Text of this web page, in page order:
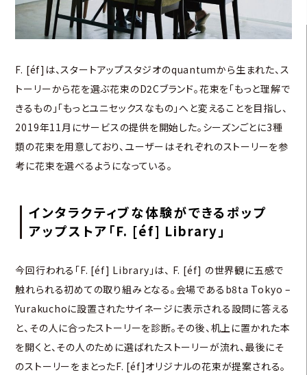
F. [éf]は、スタートアップスタジオのquantumから生まれた、ス
トーリーから花を選ぶ花束のD2Cブランド。花束を「もっと理解で
きるもの」「もっとユニセックスなもの」へと変えることを目指し、
2019年11月にサービスの提供を開始した。シーズンごとに3種
類の花束を用意しており、ユーザーはそれぞれのストーリーを参
考に花束を選べるようになっている。
インタラクティブな体験ができるポップ
アップストア「F. [éf] Library」
今回行われる「F. [éf] Library」は、 F. [éf] の世界観に五感で
触れられる初めての取り組みとなる。会場であるb8ta Tokyo –
Yurakuchoに設置されたサイネージに表示される設問に答える
と、その人に合ったストーリーを診断。その後、机上に置かれた本
を開くと、その人のために選ばれたストーリーが流れ、最後にそ
のストーリーをまとったF. [éf]オリジナルの花束が提案される。